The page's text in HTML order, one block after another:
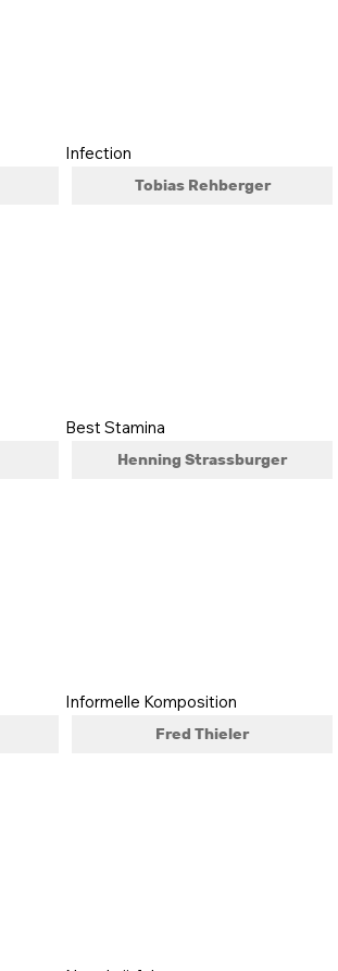
Infection
Tobias Rehberger
Best Stamina
Henning Strassburger
Informelle Komposition
Fred Thieler